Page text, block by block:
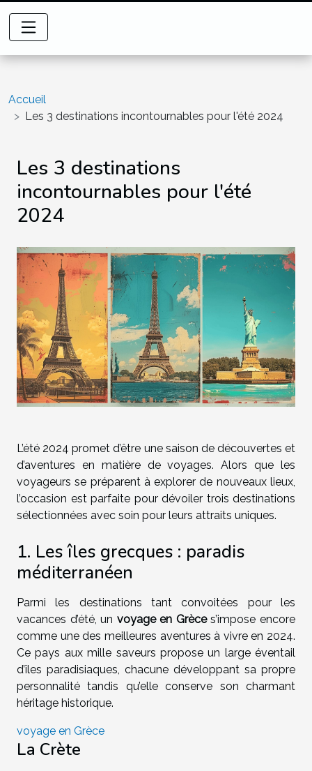
Accueil
Les 3 destinations incontournables pour l'été 2024
Les 3 destinations
incontournables pour l'été
2024
L’été 2024 promet d’être une saison de découvertes et
d’aventures en matière de voyages. Alors que les
voyageurs se préparent à explorer de nouveaux lieux,
l’occasion est parfaite pour dévoiler trois destinations
sélectionnées avec soin pour leurs attraits uniques.
1. Les îles grecques : paradis
méditerranéen
Parmi les destinations tant convoitées pour les
vacances d’été, un voyage en Grèces’impose encore
comme une des meilleures aventures à vivre en 2024.
Ce pays aux mille saveurs propose un large éventail
d’îles paradisiaques, chacune développant sa propre
personnalité tandis qu’elle conserve son charmant
héritage historique.
voyage en Grèce
La Crète